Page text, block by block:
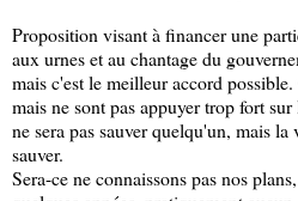
Proposition visant à financer une
aux urnes et au chantage du
mais c'est le meilleur accord
mais ne sont pas appuyer trop fort
ne sera pas sauver quelqu'un, mais la
sauver.
Sera-ce ne connaissons pas nos